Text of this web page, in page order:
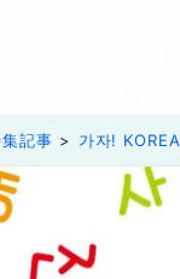
記事 가자! KOREA